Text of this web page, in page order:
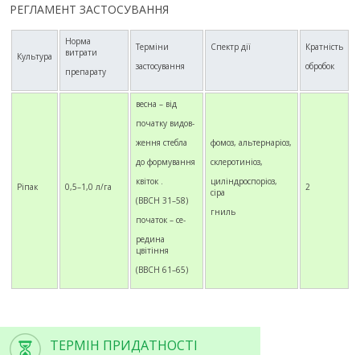
РЕГЛАМЕНТ ЗАСТОСУВАННЯ
Культура
Норма
витрати
препарату
Терміни
застосування
Спектр дії
Кратність
обробок
Ріпак 0,5–1,0 л/га
весна – від
початку видов-
ження стебла
до формування
квіток .
(ВВСН 31–58)
початок – се-
редина
цвітіння
(ВВСН 61–65)
фомоз, альтернаріоз,
склеротиніоз,
циліндроспоріоз,
сіра
гниль
2
ТЕРМІН ПРИДАТНОСТІ